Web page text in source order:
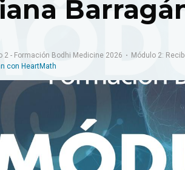
2 - Formación Bodhi Medicine 2026
Módulo 2:
con HeartMath